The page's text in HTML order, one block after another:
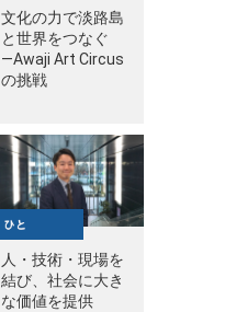
文化の力で淡路島
と世界をつなぐ
—Awaji Art Circus
の挑戦
人・技術・現場を
結び、社会に大き
な価値を提供